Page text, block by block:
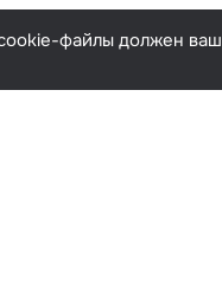
Русскийфайлы должен ваш